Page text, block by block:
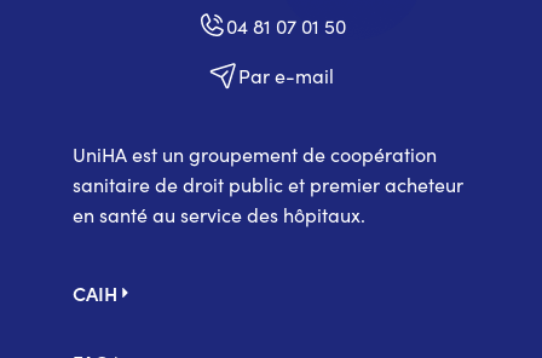
04 81 07 01 50
Par e-mail
UniHA est un groupement de coopération
sanitaire de droit public et premier acheteur
en santé au service des hôpitaux.
de
CAIH